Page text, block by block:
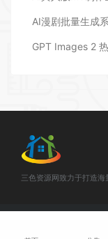
GPT Images 2
三色资源网致力于打造
© 2025 三色资源网 -